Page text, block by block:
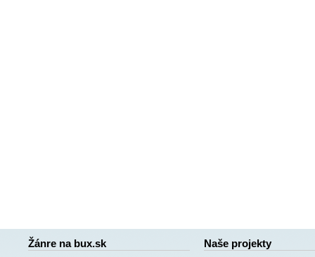
Žánre na bux.sk Naše projekty